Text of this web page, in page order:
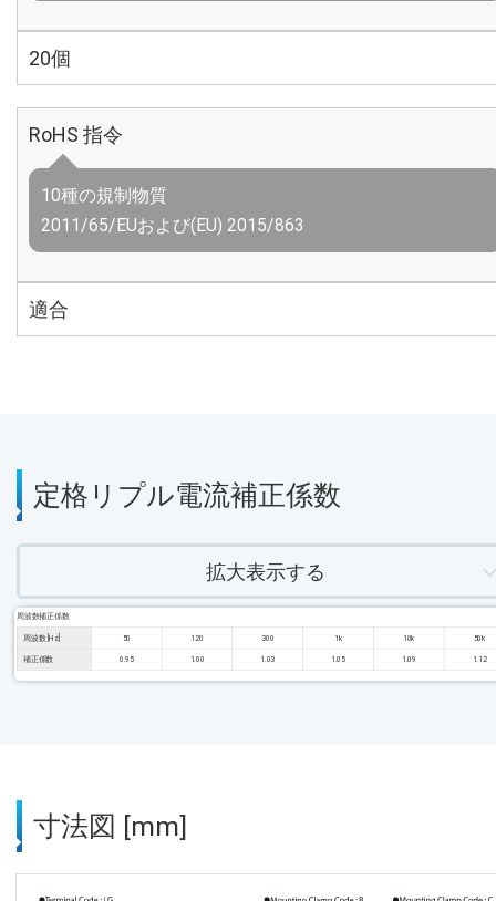
20個
RoHS 指令
10種の規制物質
2011/65/EUおよび(EU) 2015/863
適合
定格リプル電流補正係数
拡大表示する
周波数補正係数
周波数 [Hz] 50 120 300 1k 10k 50k
補正係数 0.95 1.00 1.03 1.05 1.09 1.12
寸法図 [mm]